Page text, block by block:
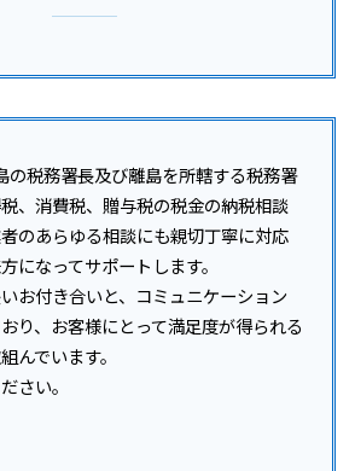
の税務署長及び離島を所轄する税務署
、消費税、贈与税の税金の納税相談
のあらゆる相談にも親切丁寧に対応
になってサポートします。
お付き合いと、コミュニケーション
り、お客様にとって満足度が得られる
んでいます。
さい。